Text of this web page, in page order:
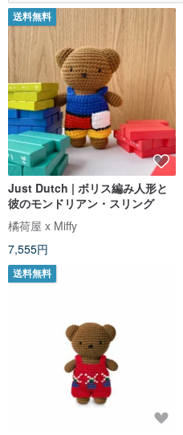
送料無料
Just Dutch | ボリス編み人形と
彼のモンドリアン・スリング
橘荷屋 x Miffy
7,555円
送料無料